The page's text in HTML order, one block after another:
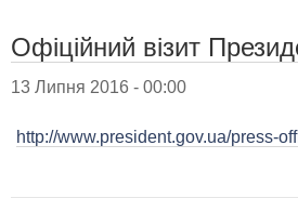
Офіційний візит
13 Липня 2016 - 00:00
http://www.president.gov.ua/press-